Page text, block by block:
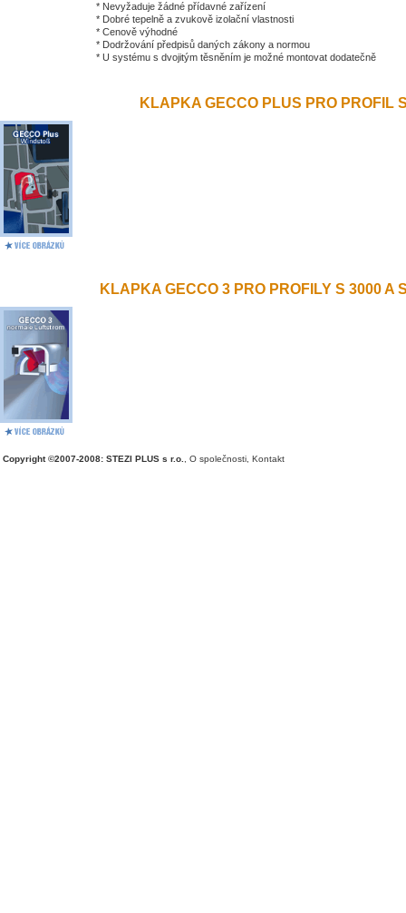
* Nevyžaduje žádné přídavné zařízení
* Dobré tepelně a zvukově izolační vlastnosti
* Cenově výhodné
* Dodržování předpisů daných zákony a normou
* U systému s dvojitým těsněním je možné montovat dodatečně
KLAPKA GECCO PLUS PRO PROFIL
KLAPKA GECCO 3 PRO PROFILY S 3000 A
Copyright ©2007-2008: STEZI PLUS s r.o. O společnosti Kontakt